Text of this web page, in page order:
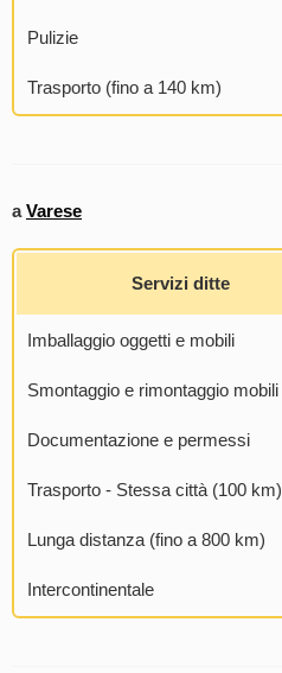
Pulizie
Trasporto (fino a 140 km)
aVarese
Servizi ditte
Imballaggio oggetti e mobili
Smontaggio e rimontaggio mobili
Documentazione e permessi
Trasporto - Stessa città (100 km)
Lunga distanza (fino a 800 km)
Intercontinentale